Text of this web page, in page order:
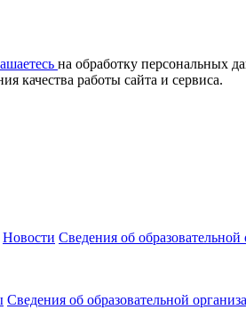
на обработку персональных
качества работы сайта и сервиса.
Новости Cведения об образовательной
Cведения об образовательной